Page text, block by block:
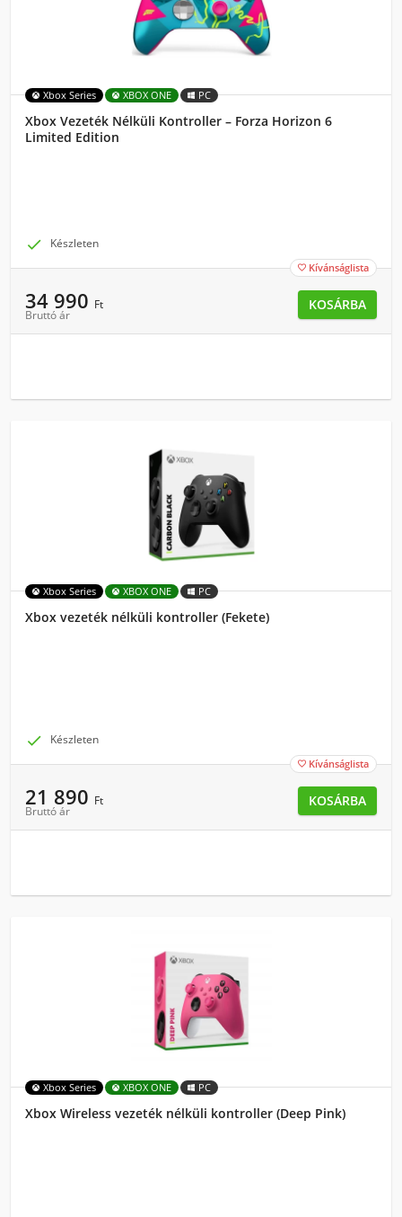
Xbox Series XBOX ONE PC
Xbox Vezeték Nélküli Kontroller – Forza Horizon 6
Limited Edition
 Készleten
 Kívánságlista
34 990 Ft
Bruttó ár
KOSÁRBA
Xbox Series XBOX ONE PC
Xbox vezeték nélküli kontroller (Fekete)
 Készleten
 Kívánságlista
21 890 Ft
Bruttó ár
KOSÁRBA
Xbox Series XBOX ONE PC
Xbox Wireless vezeték nélküli kontroller (Deep Pink)